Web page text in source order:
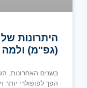
היתרונות
(גפ"מ)
בשנים האחרונות,
הפך לפופולרי יותר